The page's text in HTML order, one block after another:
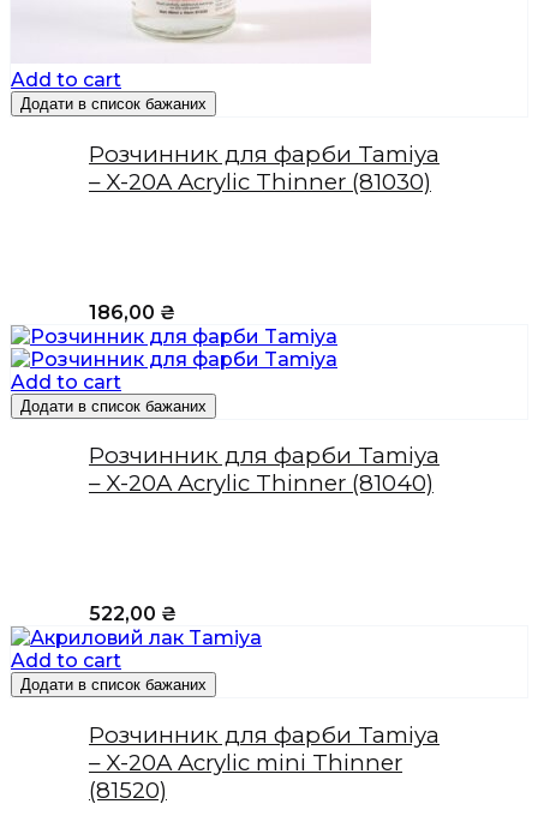
Add to cart
Додати в список бажаних
Розчинник для фарби Tamiya
– X-20A Acrylic Thinner (81030)
186,00 ₴
Add to cart
Додати в список бажаних
Розчинник для фарби Tamiya
– X-20A Acrylic Thinner (81040)
522,00 ₴
Add to cart
Додати в список бажаних
Розчинник для фарби Tamiya
– X-20A Acrylic mini Thinner
(81520)